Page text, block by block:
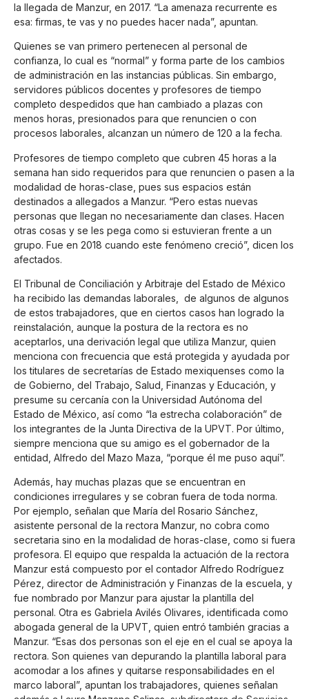
la llegada de Manzur, en 2017. “La amenaza recurrente es
esa: firmas, te vas y no puedes hacer nada”, apuntan.
Quienes se van primero pertenecen al personal de
confianza, lo cual es “normal” y forma parte de los cambios
de administración en las instancias públicas. Sin embargo,
servidores públicos docentes y profesores de tiempo
completo despedidos que han cambiado a plazas con
menos horas, presionados para que renuncien o con
procesos laborales, alcanzan un número de 120 a la fecha.
Profesores de tiempo completo que cubren 45 horas a la
semana han sido requeridos para que renuncien o pasen a la
modalidad de horas-clase, pues sus espacios están
destinados a allegados a Manzur. “Pero estas nuevas
personas que llegan no necesariamente dan clases. Hacen
otras cosas y se les pega como si estuvieran frente a un
grupo. Fue en 2018 cuando este fenómeno creció”, dicen los
afectados.
El Tribunal de Conciliación y Arbitraje del Estado de México
ha recibido las demandas laborales, de algunos de algunos
de estos trabajadores, que en ciertos casos han logrado la
reinstalación, aunque la postura de la rectora es no
aceptarlos, una derivación legal que utiliza Manzur, quien
menciona con frecuencia que está protegida y ayudada por
los titulares de secretarías de Estado mexiquenses como la
de Gobierno, del Trabajo, Salud, Finanzas y Educación, y
presume su cercanía con la Universidad Autónoma del
Estado de México, así como “la estrecha colaboración” de
los integrantes de la Junta Directiva de la UPVT. Por último,
siempre menciona que su amigo es el gobernador de la
entidad, Alfredo del Mazo Maza, “porque él me puso aquí”.
Además, hay muchas plazas que se encuentran en
condiciones irregulares y se cobran fuera de toda norma.
Por ejemplo, señalan que María del Rosario Sánchez,
asistente personal de la rectora Manzur, no cobra como
secretaria sino en la modalidad de horas-clase, como si fuera
profesora. El equipo que respalda la actuación de la rectora
Manzur está compuesto por el contador Alfredo Rodríguez
Pérez, director de Administración y Finanzas de la escuela, y
fue nombrado por Manzur para ajustar la plantilla del
personal. Otra es Gabriela Avilés Olivares, identificada como
abogada general de la UPVT, quien entró también gracias a
Manzur. “Esas dos personas son el eje en el cual se apoya la
rectora. Son quienes van depurando la plantilla laboral para
acomodar a los afines y quitarse responsabilidades en el
marco laboral”, apuntan los trabajadores, quienes señalan